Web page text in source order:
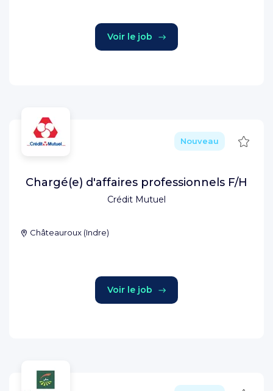
Voir le job
Crédit Mutuel
Nouveau
Chargé(e) d'affaires professionnels F/H
Châteauroux (Indre)
Voir le job